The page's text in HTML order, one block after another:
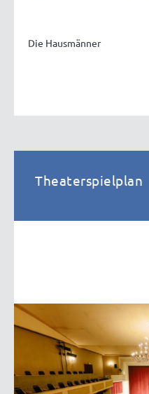
Die Hausmänner
Theaterspielplan